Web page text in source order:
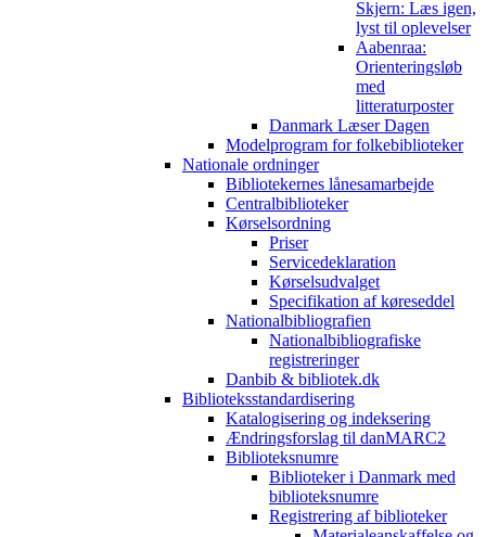
Skjern: Læs igen,
lyst til oplevelser
Aabenraa:
Orienteringsløb
med
litteraturposter
Danmark Læser Dagen
Modelprogram for folkebiblioteker
Nationale ordninger
Bibliotekernes lånesamarbejde
Centralbiblioteker
Kørselsordning
Priser
Servicedeklaration
Kørselsudvalget
Specifikation af køreseddel
Nationalbibliografien
Nationalbibliografiske
registreringer
Danbib & bibliotek.dk
Biblioteksstandardisering
Katalogisering og indeksering
Ændringsforslag til danMARC2
Biblioteksnumre
Biblioteker i Danmark med
biblioteksnumre
Registrering af biblioteker